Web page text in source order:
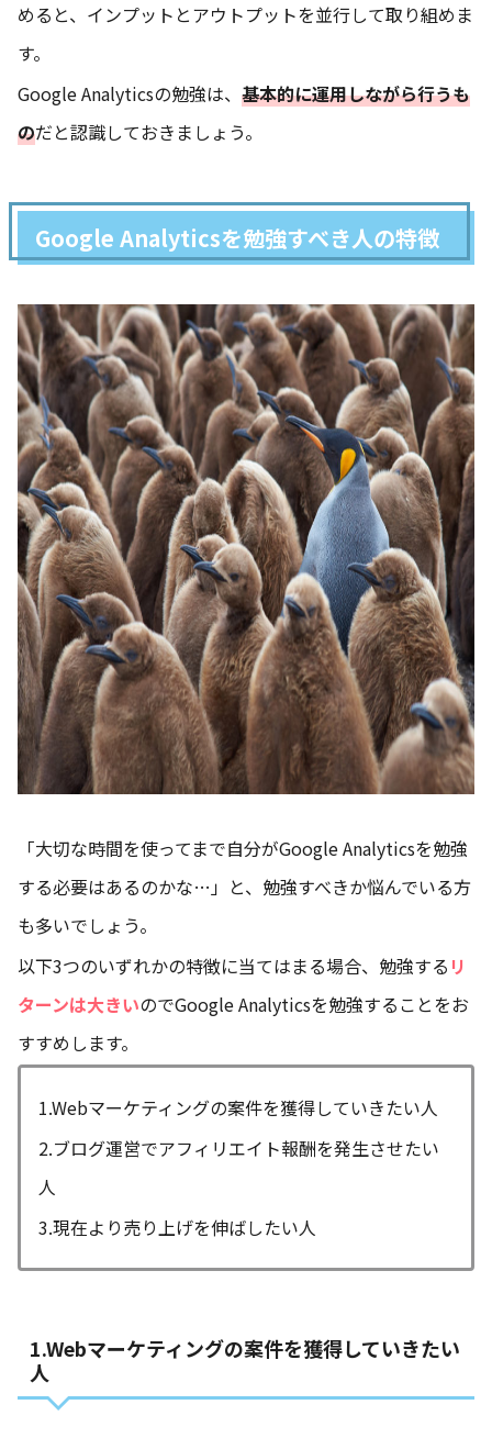
めると、インプットとアウトプットを並行して取り組めま
す。
Google Analyticsの勉強は、 基本的に運用しながら行うも
のだと認識しておきましょう。
Google Analyticsを勉強すべき人の特徴
「大切な時間を使ってまで自分がGoogle Analyticsを勉強
する必要はあるのかな…」と、勉強すべきか悩んでいる方
も多いでしょう。
以下3つのいずれかの特徴に当てはまる場合、勉強する リ
ターンは大きいのでGoogle Analyticsを勉強することをお
すすめします。
1.Webマーケティングの案件を獲得していきたい人
2.ブログ運営でアフィリエイト報酬を発生させたい
人
3.現在より売り上げを伸ばしたい人
1.Webマーケティングの案件を獲得していきたい
人